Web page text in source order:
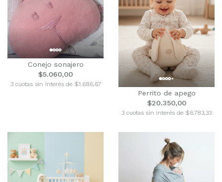
Conejo sonajero
$5.060,00
3 cuotas sin interés de $1.686,67
Perrito de apego
$20.350,00
3 cuotas sin interés de $6.783,33